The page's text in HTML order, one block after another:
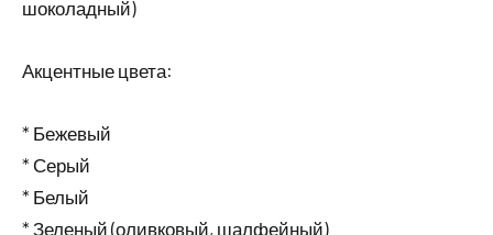
шоколадный)
Акцентные цвета:
* Бежевый
* Серый
* Белый
* Зеленый (оливковый, шалфейный)